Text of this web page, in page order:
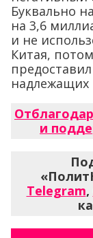
Буквально
на 3,6
и не
Китая,
надлежащих
и
Telegram,